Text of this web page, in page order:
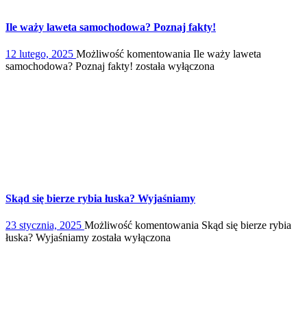
Ile waży laweta samochodowa? Poznaj fakty!
12 lutego, 2025 Możliwość komentowania Ile waży laweta
samochodowa? Poznaj fakty! została wyłączona
Skąd się bierze rybia łuska? Wyjaśniamy
23 stycznia, 2025 Możliwość komentowania Skąd się bierze rybia
łuska? Wyjaśniamy została wyłączona